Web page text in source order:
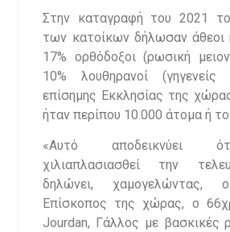
Στην καταγραφή του 2021
των κατοίκων δήλωσαν άθεοι
17% ορθόδοξοι (ρωσική
10% λουθηρανοί
επίσημης Εκκλησίας της
ήταν περίπου 10.000 άτομα ή το
«Αυτό αποδεικνύει
χιλιαπλασιασθεί την
δηλώνει, χαμογελώντας,
Επίσκοπος της χώρας, ο
Jourdan, Γάλλος με βασκικές